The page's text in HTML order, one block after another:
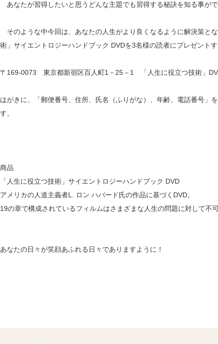
あなたが習得したいと思うどんな主題でも習得する秘訣を知る事が
そのような中今回は、あなたの人生がより良くなるように解決策と
術」サイエントロジーハンドブック DVDを3名様の読者にプレゼント
〒169-0073 東京都新宿区百人町1－25－1 「人生に役立つ技術」
はがきに、「郵便番号、住所、氏名（ふりがな）、年齢、電話番号」
す。
商品
「人生に役立つ技術」サイエントロジーハンドブック DVD
アメリカの人道主義者L. ロン ハバード氏の作品に基づくDVD。
19の章で構成されているフィルムはさまざまな人生の問題に対して不
あなたの日々が笑顔あふれる日々でありますように！